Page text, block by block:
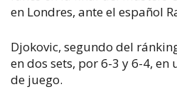
en Londres, ante el español
Djokovic, segundo del
en dos sets, por 6-3 y 6-4,
de juego.